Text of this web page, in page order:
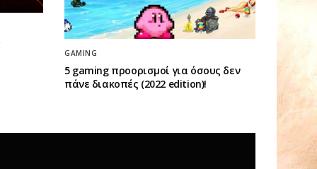
GAMING
5 gaming προορισμοί για όσους δεν
πάνε διακοπές (2022 edition)!